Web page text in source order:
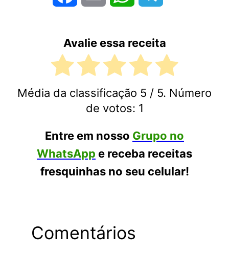
Avalie essa receita
Média da classificação 5 / 5. Número
de votos: 1
Entre em nosso Grupo no
WhatsApp e receba receitas
fresquinhas no seu celular!
Comentários